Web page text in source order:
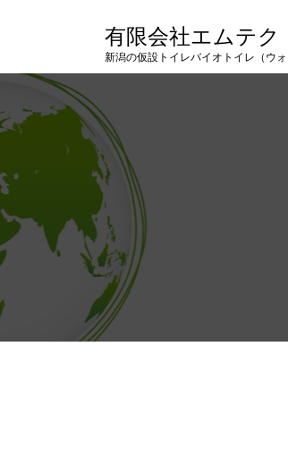
有限会社エムテク
新潟の仮設トイレバイオトイレ（ウォ